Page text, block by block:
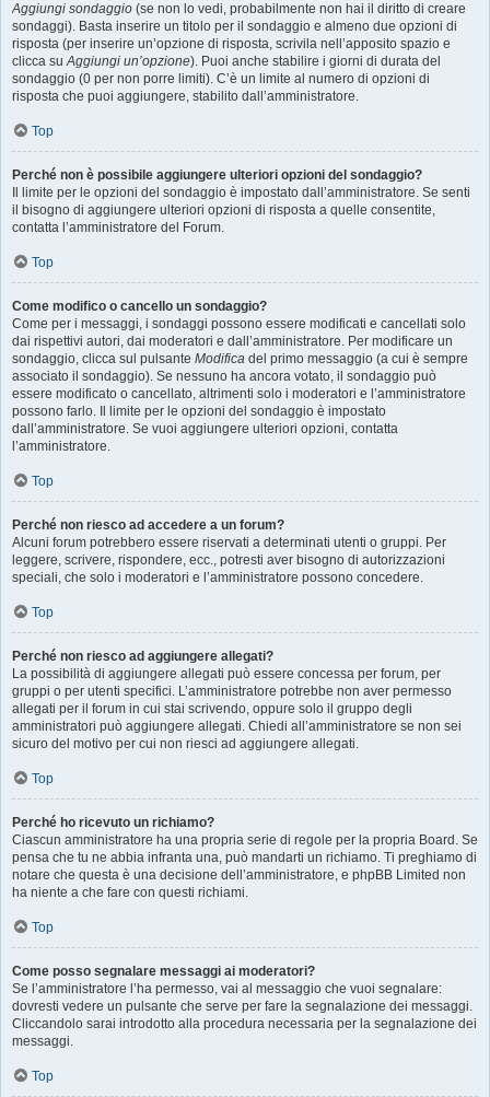
Aggiungi sondaggio (se non lo vedi, probabilmente non hai il diritto di creare
sondaggi). Basta inserire un titolo per il sondaggio e almeno due opzioni di
risposta (per inserire un’opzione di risposta, scrivila nell’apposito spazio e
clicca suAggiungi un’opzione). Puoi anche stabilire i giorni di durata del
sondaggio (0 per non porre limiti). C’è un limite al numero di opzioni di
risposta che puoi aggiungere, stabilito dall’amministratore.
Top
Perché non è possibile aggiungere ulteriori opzioni del sondaggio?
Il limite per le opzioni del sondaggio è impostato dall’amministratore. Se senti
il bisogno di aggiungere ulteriori opzioni di risposta a quelle consentite,
contatta l’amministratore del Forum.
Top
Come modifico o cancello un sondaggio?
Come per i messaggi, i sondaggi possono essere modificati e cancellati solo
dai rispettivi autori, dai moderatori e dall’amministratore. Per modificare un
sondaggio, clicca sul pulsante Modifica del primo messaggio (a cui è sempre
associato il sondaggio). Se nessuno ha ancora votato, il sondaggio può
essere modificato o cancellato, altrimenti solo i moderatori e l’amministratore
possono farlo. Il limite per le opzioni del sondaggio è impostato
dall’amministratore. Se vuoi aggiungere ulteriori opzioni, contatta
l’amministratore.
Top
Perché non riesco ad accedere a un forum?
Alcuni forum potrebbero essere riservati a determinati utenti o gruppi. Per
leggere, scrivere, rispondere, ecc., potresti aver bisogno di autorizzazioni
speciali, che solo i moderatori e l’amministratore possono concedere.
Top
Perché non riesco ad aggiungere allegati?
La possibilità di aggiungere allegati può essere concessa per forum, per
gruppi o per utenti specifici. L’amministratore potrebbe non aver permesso
allegati per il forum in cui stai scrivendo, oppure solo il gruppo degli
amministratori può aggiungere allegati. Chiedi all’amministratore se non sei
sicuro del motivo per cui non riesci ad aggiungere allegati.
Top
Perché ho ricevuto un richiamo?
Ciascun amministratore ha una propria serie di regole per la propria Board. Se
pensa che tu ne abbia infranta una, può mandarti un richiamo. Ti preghiamo di
notare che questa è una decisione dell’amministratore, e phpBB Limited non
ha niente a che fare con questi richiami.
Top
Come posso segnalare messaggi ai moderatori?
Se l’amministratore l’ha permesso, vai al messaggio che vuoi segnalare:
dovresti vedere un pulsante che serve per fare la segnalazione dei messaggi.
Cliccandolo sarai introdotto alla procedura necessaria per la segnalazione dei
messaggi.
Top